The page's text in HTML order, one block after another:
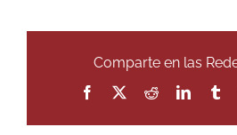
Comparte en las
Facebook
X RedditLinkedIn